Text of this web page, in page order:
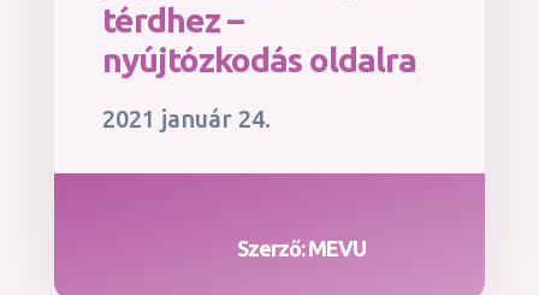
térdhez –
nyújtózkodás oldalra
2021 január 24.
Szerző: MEVU